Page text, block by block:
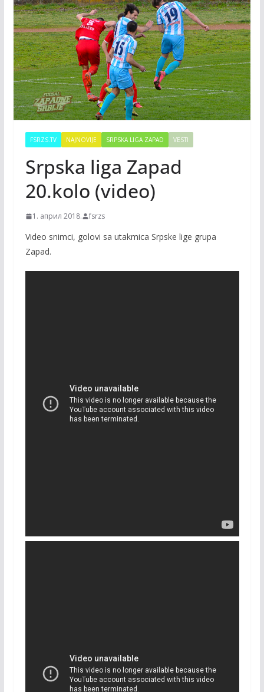
FSRZS.TV NAJNOVIJE SRPSKA LIGA ZAPAD VESTI
Srpska liga Zapad
20.kolo (video)
1. април 2018. fsrzs
Video snimci, golovi sa utakmica Srpske lige grupa
Zapad.